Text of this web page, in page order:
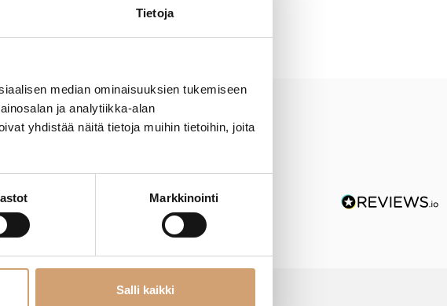
Tietoja
median ominaisuuksien tukemiseen
ja analytiikka-alan
yhdistää näitä tietoja muihin tietoihin, joita
Markkinointi
Salli kaikki